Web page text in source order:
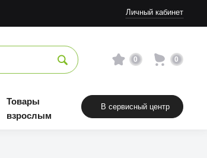
Личный кабинет
0 0
Товары
взрослым
В сервисный центр